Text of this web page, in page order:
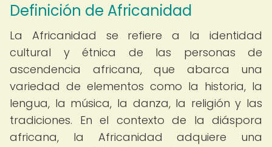
Definición de Africanidad
La Africanidad se refiere a la identidad
cultural y étnica de las personas de
ascendencia africana, que abarca una
variedad de elementos como la historia, la
lengua, la música, la danza, la religión y las
tradiciones. En el contexto de la diáspora
africana, la Africanidad adquiere una